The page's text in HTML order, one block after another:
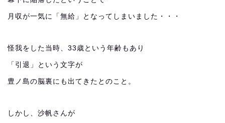
月収が一気に「無給」となってしまいました・・・
怪我をした当時、33歳という年齢もあり
「引退」という文字が
豊ノ島の脳裏にも出てきたとのこと。
しかし、沙帆さんが